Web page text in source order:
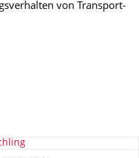
von Transport­